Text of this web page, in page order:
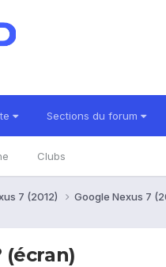
Sections du forum
Clubs
7 (2012) Google Nexus 7
(écran)